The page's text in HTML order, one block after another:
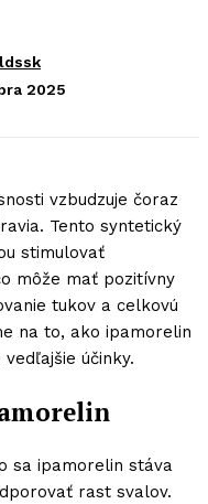
2025
vzbudzuje čoraz
Tento syntetický
stimulovať
môže mať pozitívny
tukov a celkovú
na to, ako ipamorelin
účinky.
sa ipamorelin stáva
rast svalov.